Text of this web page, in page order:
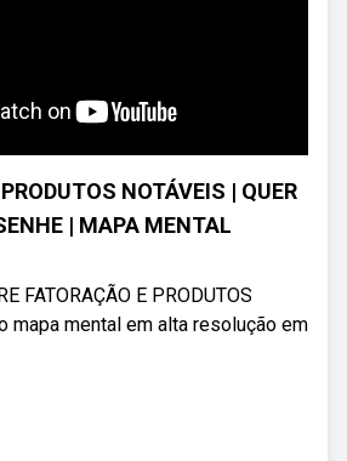
NOTÁVEIS | QUER
| MAPA MENTAL
FATORAÇÃO E PRODUTOS
mapa mental em alta resolução em